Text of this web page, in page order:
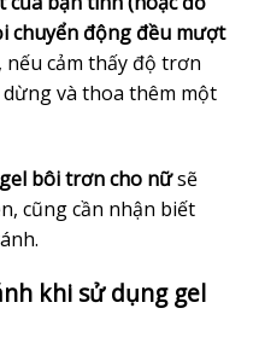
chuyển động đều mượt
cảm thấy độ trơn
và thoa thêm một
bôi trơn cho nữsẽ
cũng cần nhận biết
khi sử dụng gel